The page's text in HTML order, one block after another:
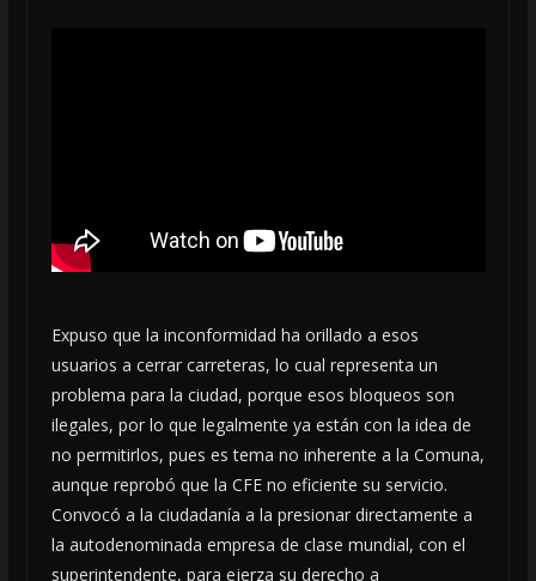
Expuso que la inconformidad ha orillado a esos
usuarios a cerrar carreteras, lo cual representa un
problema para la ciudad, porque esos bloqueos son
ilegales, por lo que legalmente ya están con la idea de
no permitirlos, pues es tema no inherente a la Comuna,
aunque reprobó que la CFE no eficiente su servicio.
Convocó a la ciudadanía a la presionar directamente a
la autodenominada empresa de clase mundial, con el
superintendente, para ejerza su derecho a